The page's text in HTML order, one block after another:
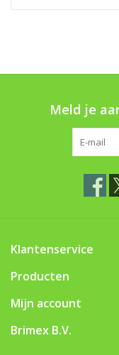
Meld je
Klantenservice
Producten
Mijn account
Brimex B.V.